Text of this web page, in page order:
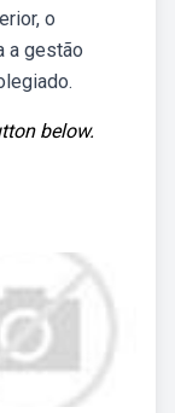
o
a gestão
below.